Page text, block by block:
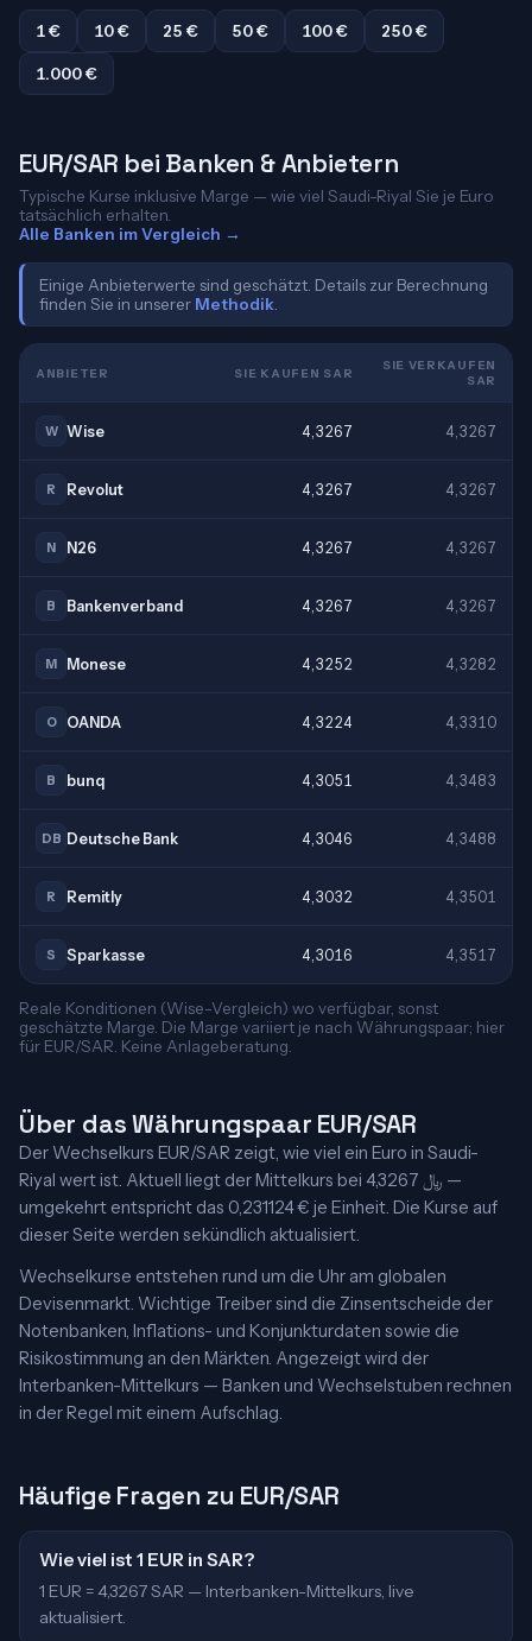
1 € 10 € 25 € 50 € 100 €
250 €
1.000 €
EUR/SAR bei Banken & Anbietern
Typische Kurse inklusive Marge — wie viel Saudi-Riyal Sie je Euro
tatsächlich erhalten.
Alle Banken im Vergleich →
Einige Anbieterwerte sind geschätzt. Details zur Berechnung
finden Sie in unserer Methodik
ANBIETER SIE KAUFEN SAR
SIE VERKAUFEN
SAR
W Wise 4,3267 4,3267
R Revolut 4,3267 4,3267
N N26 4,3267 4,3267
B Bankenverband 4,3267 4,3267
M Monese 4,3252 4,3282
O OANDA 4,3224 4,3310
B bunq 4,3051 4,3483
DB Deutsche Bank 4,3046 4,3488
R Remitly 4,3032 4,3501
S Sparkasse 4,3016 4,3517
Reale Konditionen (Wise-Vergleich) wo verfügbar, sonst
geschätzte Marge. Die Marge variiert je nach Währungspaar; hier
für EUR/SAR. Keine Anlageberatung.
Über das Währungspaar EUR/SAR
Der Wechselkurs EUR/SAR zeigt, wie viel ein Euro in Saudi-
Riyal wert ist. Aktuell liegt der Mittelkurs bei 4,3267 ﷼ —
umgekehrt entspricht das 0,231124 € je Einheit. Die Kurse auf
dieser Seite werden sekündlich aktualisiert.
Wechselkurse entstehen rund um die Uhr am globalen
Devisenmarkt. Wichtige Treiber sind die Zinsentscheide der
Notenbanken, Inflations- und Konjunkturdaten sowie die
Risikostimmung an den Märkten. Angezeigt wird der
Interbanken-Mittelkurs — Banken und Wechselstuben rechnen
in der Regel mit einem Aufschlag.
Häufige Fragen zu EUR/SAR
Wie viel ist 1 EUR in SAR?
1 EUR = 4,3267 SAR — Interbanken-Mittelkurs, live
aktualisiert.